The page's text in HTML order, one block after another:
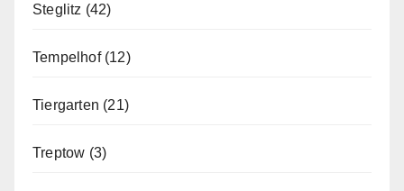
Steglitz (42)
Tempelhof(12)
Tiergarten (21)
Treptow (3)